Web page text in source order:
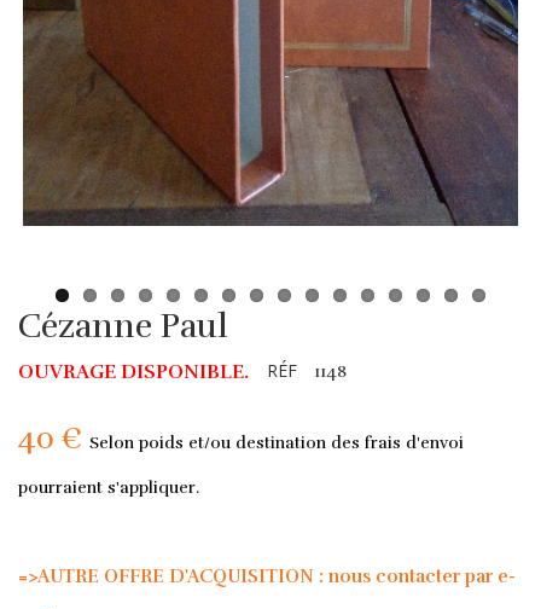
Cézanne Paul
OUVRAGE DISPONIBLE. RÉF 1148
40 € Selon poids et/ou destination des frais d'envoi
pourraient s'appliquer.
=>AUTRE OFFRE D'ACQUISITION : nous contacter par e-